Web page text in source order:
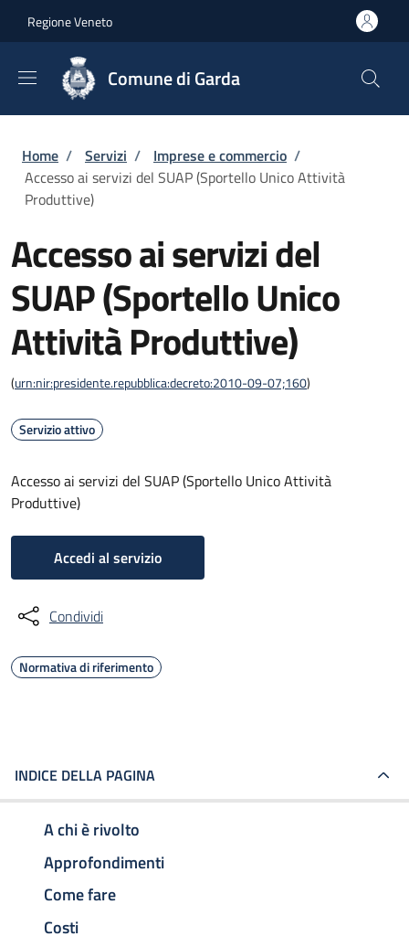
Regione Veneto
Comune di Garda
Briciole di pane
Home / Servizi / Imprese e commercio /
Accesso ai servizi del SUAP (Sportello Unico Attività
Produttive)
Accesso ai servizi del
SUAP (Sportello Unico
Attività Produttive)
(urn:nir:presidente.repubblica:decreto:2010-09-07;160)
Servizio attivo
Accesso ai servizi del SUAP (Sportello Unico Attività
Produttive)
Accedi al servizio
Condividi
Normativa di riferimento
INDICE DELLA PAGINA
A chi è rivolto
Approfondimenti
Come fare
Costi